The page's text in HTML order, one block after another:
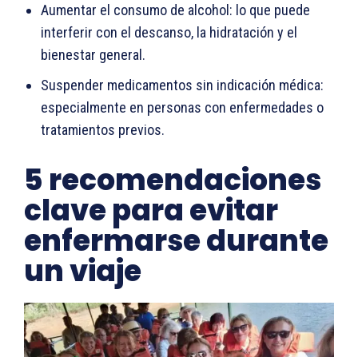
Aumentar el consumo de alcohol: lo que puede
interferir con el descanso, la hidratación y el
bienestar general.
Suspender medicamentos sin indicación médica:
especialmente en personas con enfermedades o
tratamientos previos.
5 recomendaciones
clave para evitar
enfermarse durante
un viaje